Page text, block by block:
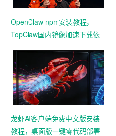
OpenClaw npm安装教程，
TopClaw国内镜像加速下载依
龙虾AI客户端免费中文版安装
教程，桌面版一键零代码部署